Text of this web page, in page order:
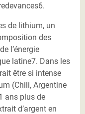
de lithium, un
des
l’énergie
latine7. Dans les
être si intense
(Chili, Argentine
ans plus de
d’argent en